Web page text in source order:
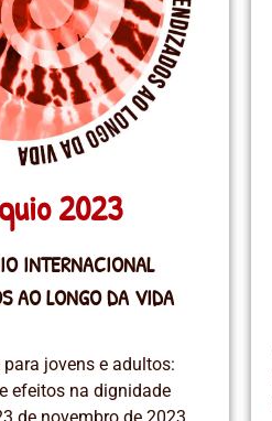
2023
INTERNACIONAL
AO LONGO DA VIDA
jovens e adultos:
efeitos na dignidade